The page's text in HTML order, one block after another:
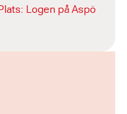
Logen på Aspö